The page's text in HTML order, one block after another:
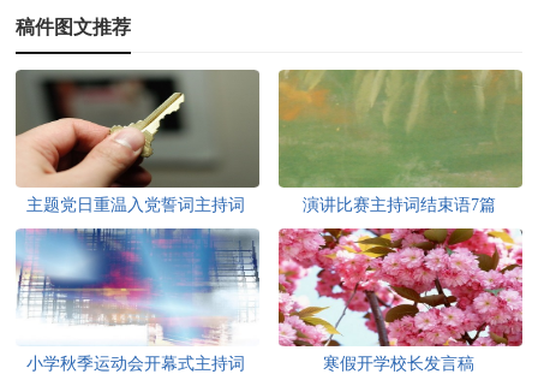
稿件图文推荐
主题党日重温入党誓词主持词 演讲比赛主持词结束语7篇
小学秋季运动会开幕式主持词 寒假开学校长发言稿